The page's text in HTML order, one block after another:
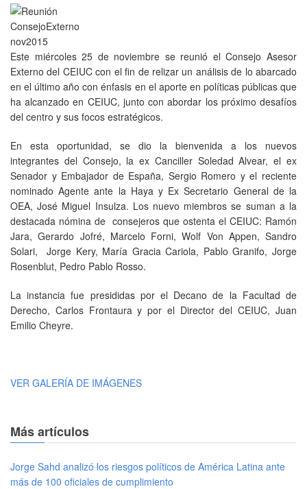
Este miércoles 25 de noviembre se reunió el Consejo Asesor
Externo del CEIUC con el fin de relizar un análisis de lo abarcado
en el último año con énfasis en el aporte en políticas públicas que
ha alcanzado en CEIUC, junto con abordar los próximo desafíos
del centro y sus focos estratégicos.
En esta oportunidad, se dio la bienvenida a los nuevos
integrantes del Consejo, la ex Canciller Soledad Alvear, el ex
Senador y Embajador de España, Sergio Romero y el reciente
nominado Agente ante la Haya y Ex Secretario General de la
OEA, José Miguel Insulza. Los nuevo miembros se suman a la
destacada nómina de consejeros que ostenta el CEIUC: Ramón
Jara, Gerardo Jofré, Marcelo Forni, Wolf Von Appen, Sandro
Solari, Jorge Kery, María Gracia Cariola, Pablo Granifo, Jorge
Rosenblut, Pedro Pablo Rosso.
La instancia fue presididas por el Decano de la Facultad de
Derecho, Carlos Frontaura y por el Director del CEIUC, Juan
Emilio Cheyre.
VER GALERÍA DE IMÁGENES
Más artículos
Jorge Sahd analizó los riesgos políticos de América Latina ante
más de 100 oficiales de cumplimiento